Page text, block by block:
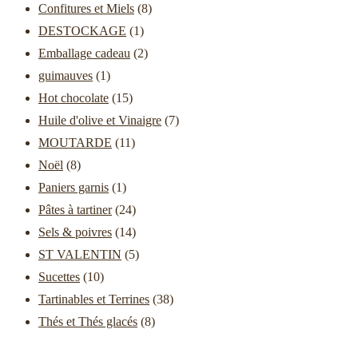
Confitures et Miels (8)
DESTOCKAGE (1)
Emballage cadeau (2)
guimauves (1)
Hot chocolate (15)
Huile d'olive et Vinaigre (7)
MOUTARDE (11)
Noël (8)
Paniers garnis (1)
Pâtes à tartiner (24)
Sels & poivres (14)
ST VALENTIN (5)
Sucettes (10)
Tartinables et Terrines (38)
Thés et Thés glacés (8)